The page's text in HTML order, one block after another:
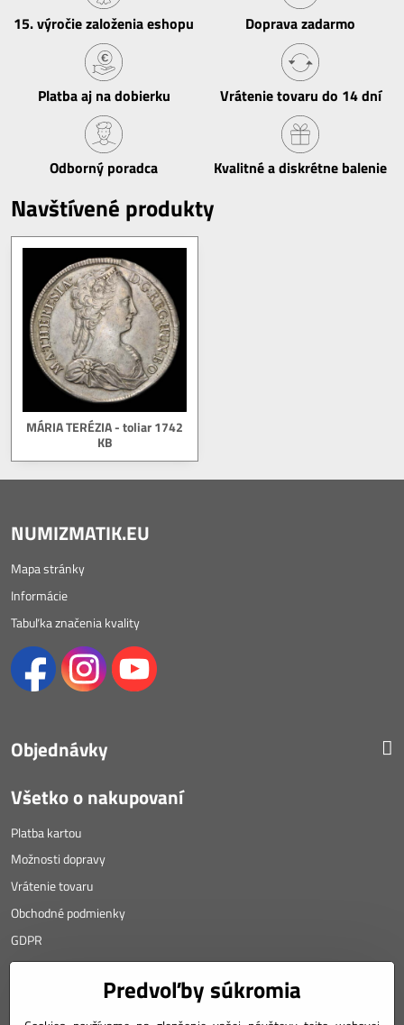
15​. výročie založenia eshopu Doprava zadarmo
Platba aj na dobierku Vrátenie tovaru do 14 dní
Odborný poradca Kvalitné a diskrétne balenie
Navštívené produkty
MÁRIA TERÉZIA - toliar 1742
KB
NUMIZMATIK.EU
Mapa stránky
Informácie
Tabuľka značenia kvality
Objednávky
Všetko o nakupovaní
Platba kartou
Možnosti dopravy
Vrátenie tovaru
Obchodné podmienky
GDPR
Angyalova 461/75
Predvoľby súkromia